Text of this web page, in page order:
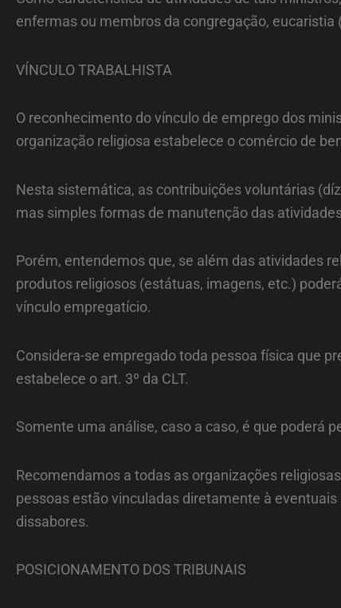
enfermas ou membros da congregação,
VÍNCULO TRABALHISTA
O reconhecimento do vínculo de emprego dos
organização religiosa estabelece o comércio de
Nesta sistemática, as contribuições voluntárias
mas simples formas de manutenção das
Porém, entendemos que, se além das atividades
produtos religiosos (estátuas, imagens, etc.)
vínculo empregatício.
Considera-se empregado toda pessoa física que
estabelece o art. 3º da CLT.
Somente uma análise, caso a caso, é que poderá
Recomendamos a todas as organizações
pessoas estão vinculadas diretamente à
dissabores.
POSICIONAMENTO DOS TRIBUNAIS